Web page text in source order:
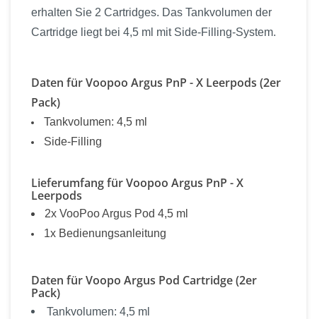
erhalten Sie 2 Cartridges. Das Tankvolumen der
Cartridge liegt bei 4,5 ml mit Side-Filling-System.
Daten für Voopoo Argus PnP - X Leerpods (2er
Pack)
Tankvolumen: 4,5 ml
Side-Filling
Lieferumfang für Voopoo Argus PnP - X
Leerpods
2x VooPoo Argus Pod 4,5 ml
1x Bedienungsanleitung
Daten für Voopo Argus Pod Cartridge (2er
Pack)
Tankvolumen: 4,5 ml